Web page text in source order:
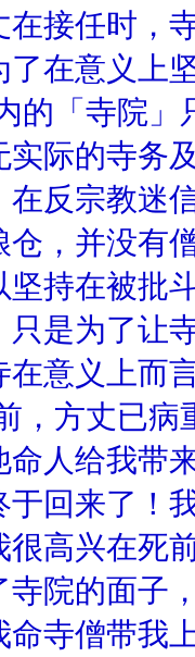
接任时，
了在意义上
的「寺院」
际的寺务
在反宗教迷
仓，并没有
坚持在被批
是为了让
意义上而
，方丈已病
命人给我带
回来了！
高兴在死
院的面子
寺僧带我